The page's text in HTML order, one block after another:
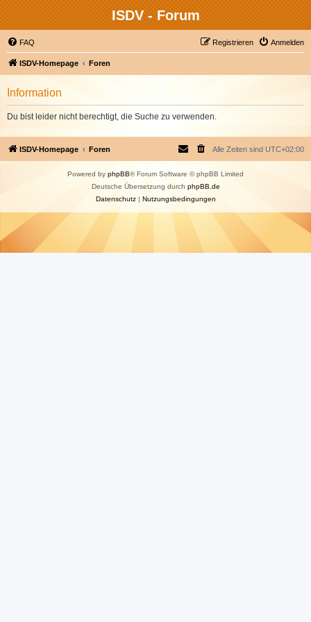
ISDV - Forum
FAQ Anmelden
Registrieren
ISDV-Homepage Foren
Information
Du bist leider nicht berechtigt, die Suche zu verwenden.
ISDV-Homepage Foren Alle Zeiten sind UTC+02:00
Powered by phpBB® Forum Software © phpBB Limited
Deutsche Übersetzung durch phpBB.de
Datenschutz| Nutzungsbedingungen